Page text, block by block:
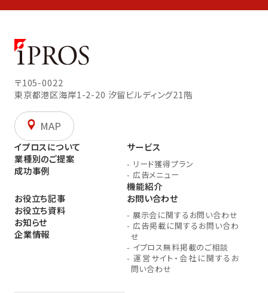
〒105-0022
東京都港区海岸1-2-20 汐留ビルディング21階
MAP
イプロスについて
業種別のご提案
成功事例
サービス
- リード獲得プラン
- 広告メニュー
機能紹介
お役立ち記事
お役立ち資料
お知らせ
企業情報
お問い合わせ
- 展示会に関するお問い合わせ
- 広告掲載に関するお問い合わ
せ
- イプロス無料掲載のご相談
- 運営サイト・会社に関するお
問い合わせ